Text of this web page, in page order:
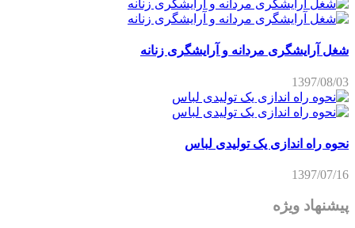
شغل آرایشگری مردانه و آرایشگری زنانه
1397/08/03
نحوه راه اندازی یک تولیدی لباس
1397/07/16
پیشنهاد ویژه